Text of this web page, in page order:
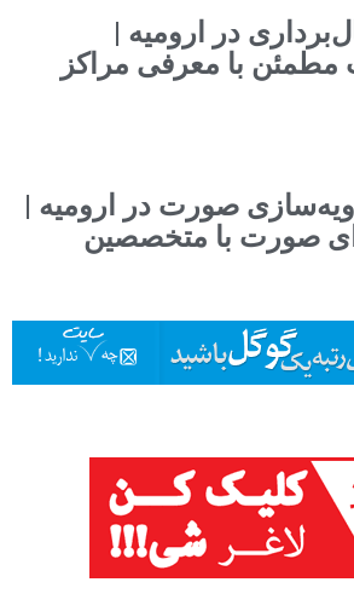
در ارومیه |
مطمئن با معرفی مراکز
صورت در ارومیه |
صورت با متخصصین